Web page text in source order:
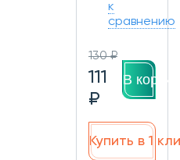
к
сравнению
130 ₽
111
₽
В
Купить в 1